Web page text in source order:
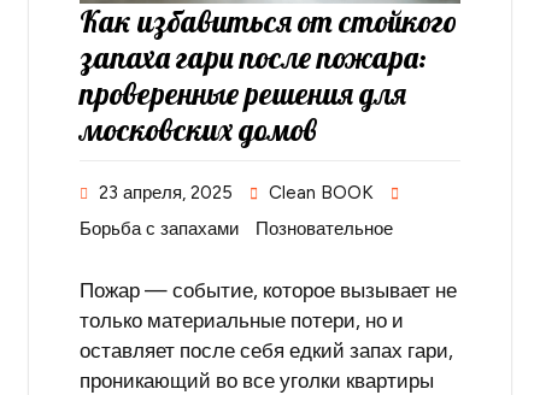
Как избавиться от стойкого
запаха гари после пожара:
проверенные решения для
московских домов
23 апреля, 2025
Clean BOOK
Борьба с запахами
Позновательное
Пожар — событие, которое вызывает не
только материальные потери, но и
оставляет после себя едкий запах гари,
проникающий во все уголки квартиры